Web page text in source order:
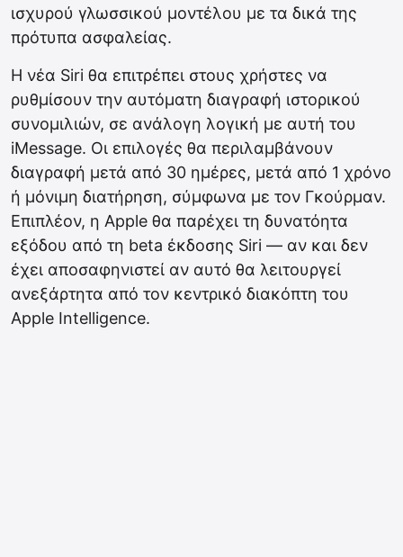
ισχυρού γλωσσικού μοντέλου με τα δικά της
πρότυπα ασφαλείας.
Η νέα Siri θα επιτρέπει στους χρήστες να
ρυθμίσουν την αυτόματη διαγραφή ιστορικού
συνομιλιών, σε ανάλογη λογική με αυτή του
iMessage. Οι επιλογές θα περιλαμβάνουν
διαγραφή μετά από 30 ημέρες, μετά από 1 χρόνο
ή μόνιμη διατήρηση, σύμφωνα με τον Γκούρμαν.
Επιπλέον, η Apple θα παρέχει τη δυνατόητα
εξόδου από τη beta έκδοσης Siri — αν και δεν
έχει αποσαφηνιστεί αν αυτό θα λειτουργεί
ανεξάρτητα από τον κεντρικό διακόπτη του
Apple Intelligence.